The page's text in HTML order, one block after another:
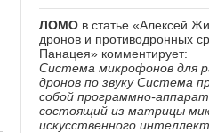
ЛОМО в статье «Алексей
дронов и противодронных
Панацея» комментирует:
Система микрофонов для
дронов по звуку Система
собой программно-
состоящий из матрицы
искусственного